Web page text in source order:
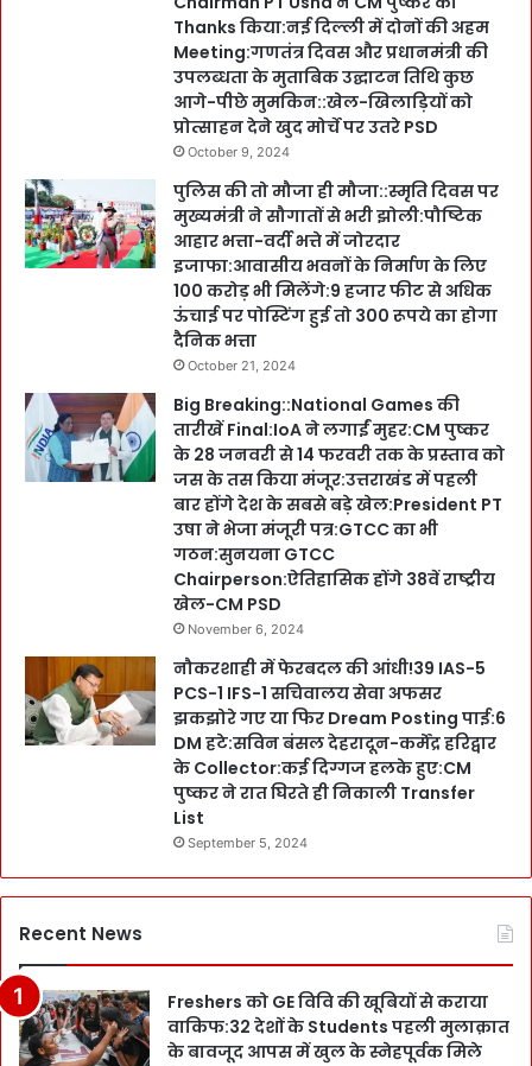
Thanks किया:नई दिल्ली में दोनों की अहम
Meeting:गणतंत्र दिवस और प्रधानमंत्री की
उपलब्धता के मुताबिक उद्घाटन तिथि कुछ
आगे-पीछे मुमकिन::खेल-खिलाड़ियों को
प्रोत्साहन देने खुद मोर्चे पर उतरे PSD
October 9, 2024
पुलिस की तो मौजा ही मौजा::स्मृति दिवस पर
मुख्यमंत्री ने सौगातों से भरी झोली:पौष्टिक
आहार भत्ता-वर्दी भत्ते में जोरदार
इजाफा:आवासीय भवनों के निर्माण के लिए
100 करोड़ भी मिलेंगे:9 हजार फीट से अधिक
ऊंचाई पर पोस्टिंग हुई तो 300 रूपये का होगा
दैनिक भत्ता
October 21, 2024
Big Breaking::National Games की
तारीखें Final:IoA ने लगाईं मुहर:CM पुष्कर
के 28 जनवरी से 14 फरवरी तक के प्रस्ताव को
जस के तस किया मंजूर:उत्तराखंड में पहली
बार होंगे देश के सबसे बड़े खेल:President PT
उषा ने भेजा मंजूरी पत्र:GTCC का भी
गठन:सुनयना GTCC
Chairperson:ऐतिहासिक होंगे 38वें राष्ट्रीय
खेल-CM PSD
November 6, 2024
नौकरशाही में फेरबदल की आंधी!39 IAS-5
PCS-1 IFS-1 सचिवालय सेवा अफसर
झकझोरे गए या फिर Dream Posting पाई:6
DM हटे:सविन बंसल देहरादून-कर्मेंद्र हरिद्वार
के Collector:कई दिग्गज हलके हुए:CM
पुष्कर ने रात घिरते ही निकाली Transfer
List
September 5, 2024
Recent News
Freshers को GE विवि की खूबियों से कराया
वाकिफ:32 देशों के Students पहली मुलाक़ात
के बावजूद आपस में खुल के स्नेहपूर्वक मिले